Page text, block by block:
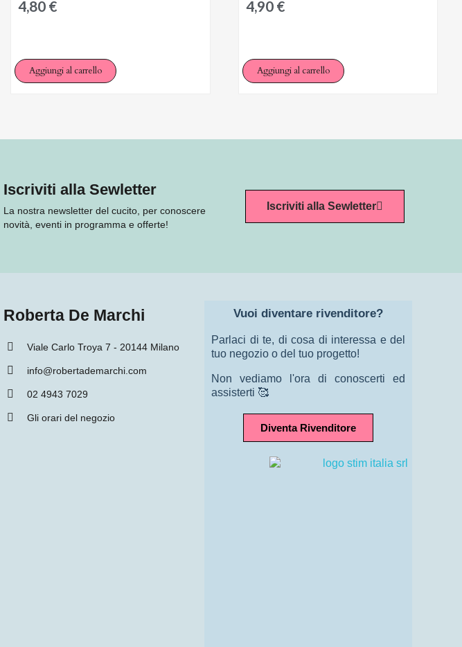
4,80 €
Aggiungi al carrello
4,90 €
Aggiungi al carrello
Iscriviti alla Sewletter
La nostra newsletter del cucito, per conoscere
novità, eventi in programma e offerte!
Iscriviti alla Sewletter
Roberta De Marchi
Viale Carlo Troya 7 - 20144 Milano
info@robertademarchi.com
02 4943 7029
Gli orari del negozio
Vuoi diventare rivenditore?
Parlaci di te, di cosa di interessa e del
tuo negozio o del tuo progetto!
Non vediamo l'ora di conoscerti ed
assisterti 🥰
Diventa Rivenditore